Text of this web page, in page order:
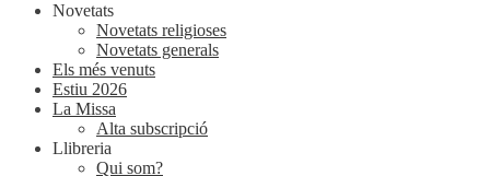
Novetats
Novetats religioses
Novetats generals
Els més venuts
Estiu 2026
La Missa
Alta subscripció
Llibreria
Qui som?